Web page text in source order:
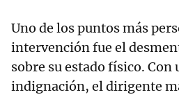
Uno de los puntos más
intervención fue el
sobre su estado físico. Con
indignación, el dirigente